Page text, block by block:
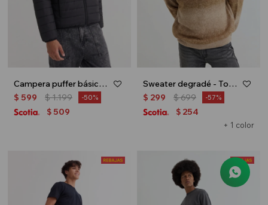
Campera puffer básica - Negro
$ 599 $1.199 50
$ 509
Sweater degradé - Tostado
+ 1 color
$ 299 $699 57
$ 254